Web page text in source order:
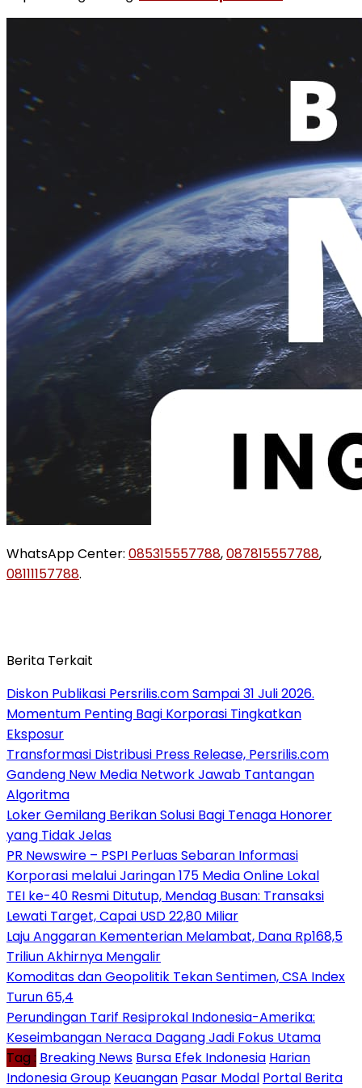
WhatsApp Center: 085315557788,087815557788,
08111157788.
Berita Terkait
Diskon Publikasi Persrilis.com Sampai 31 Juli 2026.
Momentum Penting Bagi Korporasi Tingkatkan
Eksposur
Transformasi Distribusi Press Release, Persrilis.com
Gandeng New Media Network Jawab Tantangan
Algoritma
Loker Gemilang Berikan Solusi Bagi Tenaga Honorer
yang Tidak Jelas
PR Newswire – PSPI Perluas Sebaran Informasi
Korporasi melalui Jaringan 175 Media Online Lokal
TEI ke-40 Resmi Ditutup, Mendag Busan: Transaksi
Lewati Target, Capai USD 22,80 Miliar
Laju Anggaran Kementerian Melambat, Dana Rp168,5
Triliun Akhirnya Mengalir
Komoditas dan Geopolitik Tekan Sentimen, CSA Index
Turun 65,4
Perundingan Tarif Resiprokal Indonesia-Amerika:
Keseimbangan Neraca Dagang Jadi Fokus Utama
Tag : Breaking News Bursa Efek Indonesia Harian
Indonesia Group Keuangan Pasar Modal Portal Berita